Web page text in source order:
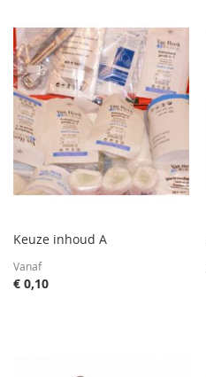
Keuze inhoud A
Vanaf
€ 0,10